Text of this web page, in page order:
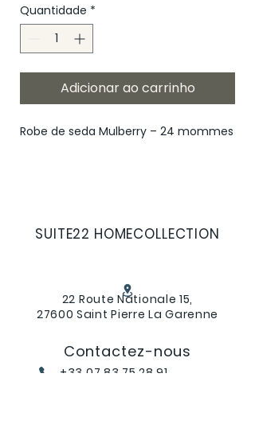
Quantidade *
Adicionar ao carrinho
Robe de seda Mulberry – 24 mommes
excepcional com densidade rara,
Infinitamente macia e notavelmente
corpo com elegância natural e uma
incomparável sensação de segunda
SUITE22 HOMECOLLECTION
22 Route Nationale 15,
27600 Saint Pierre La Garenne
Contactez-nous
+33 07 83 75 28 91